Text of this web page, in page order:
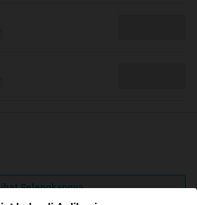
Selengkapnya